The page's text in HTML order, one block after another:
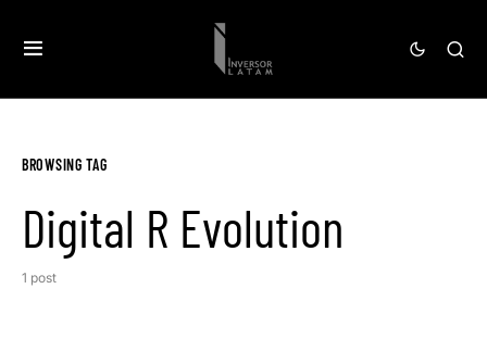
BROWSING TAG
Digital R Evolution
1 post